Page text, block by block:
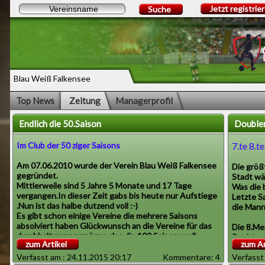
Blau Weiß Falkensee
Suche Jetzt
Top News Zeitung Managerprofil
Endlich die 50.Saison
Im Club der 50 ziger Saisons
Am 07.06.2010 wurde der Verein Blau Weiß Falkensee
gegründet.
Mittlerweile sind 5 Jahre 5 Monate und 17 Tage
vergangen.In dieser Zeit gabs bis heute nur Aufstiege
.Nun ist das halbe dutzend voll :-)
Es gibt schon einige Vereine die mehrere Saisons
absolviert haben Glückwunsch an die Vereine für das
durchhaltungsvermögen das die 100 Saisons voll
werden .
Am 29.11.2015 starten die Jungs in der Jubiläumsaison
zum Artikel
Verfasst am : 24.11.2015 20:17
Kommentare: 4
7.te
Die
Stadt
Was die
Letzte
die
Die
Punkten
auch
nicht
zum
Verfasst